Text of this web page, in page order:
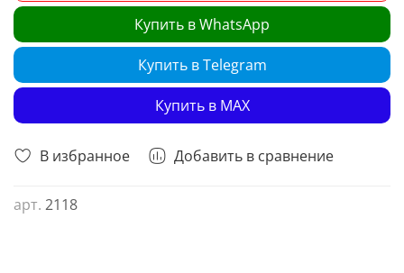
В избранное Добавить в сравнение
арт. 2118
Купить в WhatsApp
Купить в Telegram
Купить в MAX